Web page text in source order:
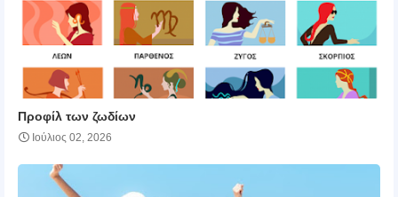
Προφίλ των ζωδίων
Ιούλιος 02, 2026